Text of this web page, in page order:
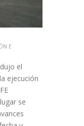
E
el
ejecución
se